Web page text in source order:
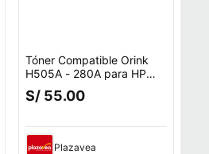
Tóner Compatible Orink
H505A - 280A para HP
Alto Rendimiento 2.700
Páginas
S/ 55.00
Plazavea